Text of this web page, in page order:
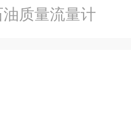
质量流量计